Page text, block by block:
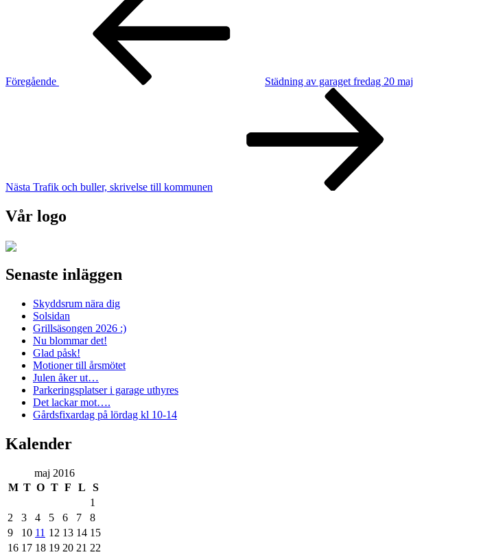
Föregående
Städning av garaget fredag 20 maj
Nästa Trafik och buller, skrivelse till kommunen
Vår logo
Senaste inläggen
Skyddsrum nära dig
Solsidan
Grillsäsongen 2026 :)
Nu blommar det!
Glad påsk!
Motioner till årsmötet
Julen åker ut…
Parkeringsplatser i garage uthyres
Det lackar mot….
Gårdsfixardag på lördag kl 10-14
Kalender
maj 2016
M T O T F L
S
1
2
3 4 5 6 7
8
9
10 11 12 13 14 15
16 17 18 19 20 21 22